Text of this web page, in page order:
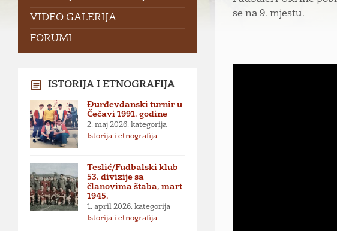
se na 9. mjestu.
VIDEO GALERIJA
FORUMI
ISTORIJA I ETNOGRAFIJA
Đurđevdanski turnir u
Čečavi 1991. godine
2. maj 2026. kategorija
Istorija i etnografija
Teslić/Fudbalski klub
53. divizije sa
članovima štaba, mart
1945.
1. april 2026. kategorija
Istorija i etnografija